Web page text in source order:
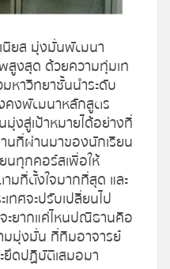
นียส มุ่งมั่นพัฒนา
สูงสุด ด้วยความทุ่มเท
มหาวิทยาชั้นนำระดับ
งคงพัฒนาหลักสูตร
มุ่งสู่เป้าหมายได้อย่างที่
นที่ผ่านมาของนักเรียน
นทุกคอร์ส เพื่อให้
ามที่ตั้งใจมากที่สุด และ
เทศจะปรับเปลี่ยนไป
ะยากแค่ไหนปณิธานคือ
มมุ่งมั่น ที่ทีมอาจารย์
ดปฏิบัติเสมอมา